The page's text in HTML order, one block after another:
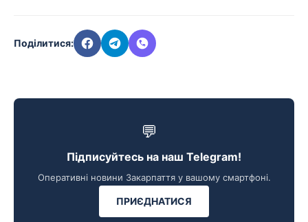
Поділитися:
💬
Підписуйтесь на наш Telegram!
Оперативні новини Закарпаття у вашому смартфоні.
ПРИЄДНАТИСЯ